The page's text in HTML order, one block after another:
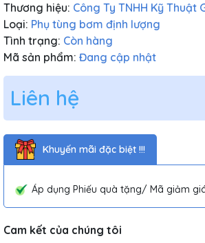
Thương hiệu: Công Ty TNHH Kỹ Thuật
Loại: Phụ tùng bơm định lượng
Tình trạng: Còn hàng
Mã sản phẩm: Đang cập nhật
Liên hệ
Khuyến mãi đặc biệt !!!
Áp dụng Phiếu quà tặng/ Mã giảm
Cam kết của chúng tôi